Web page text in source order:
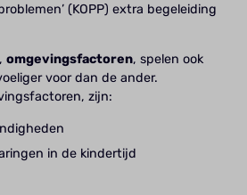
(KOPP) extra begeleiding
omgevingsfactoren, spelen ook
voor dan de ander.
zijn:
in de kindertijd